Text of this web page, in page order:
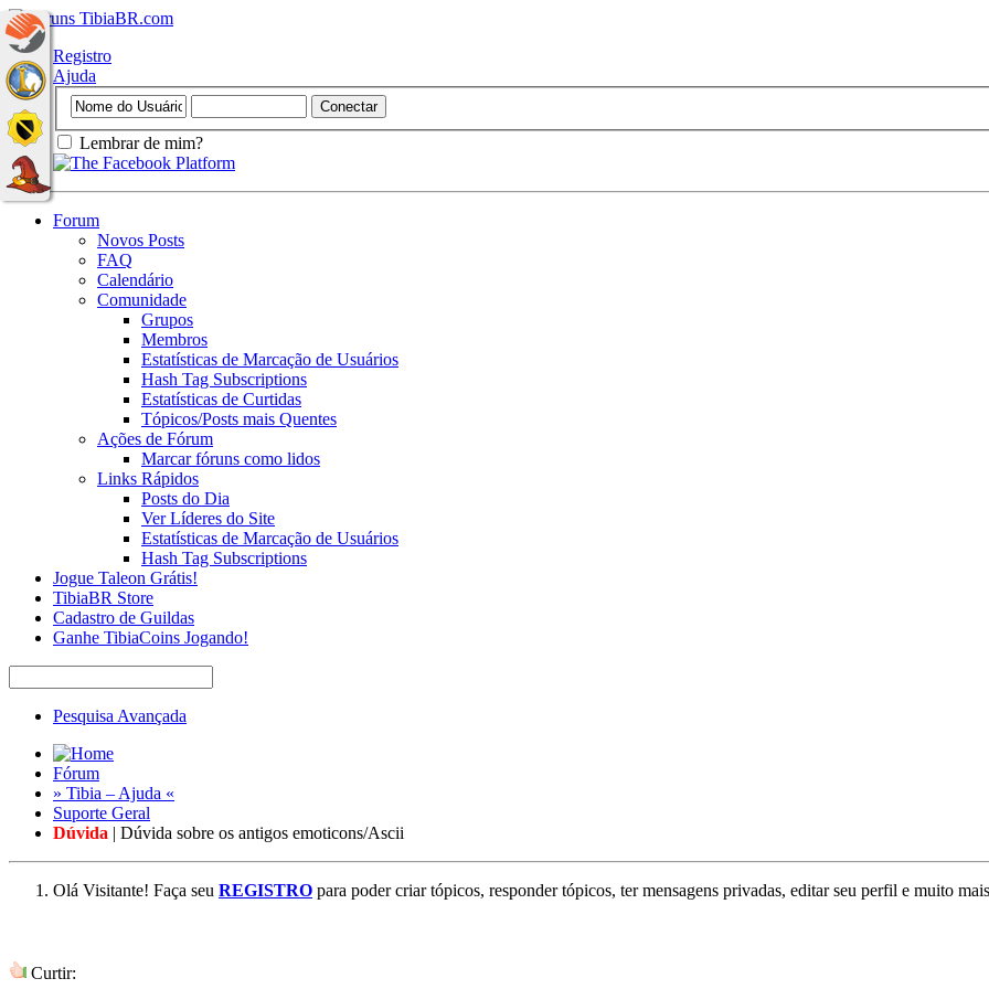
Registro
Ajuda
Lembrar de mim?
Forum
Novos Posts
FAQ
Calendário
Comunidade
Grupos
Membros
Estatísticas de Marcação de Usuários
Hash Tag Subscriptions
Estatísticas de Curtidas
Tópicos/Posts mais Quentes
Ações de Fórum
Marcar fóruns como lidos
Links Rápidos
Posts do Dia
Ver Líderes do Site
Estatísticas de Marcação de Usuários
Hash Tag Subscriptions
Jogue Taleon Grátis!
TibiaBR Store
Cadastro de Guildas
Ganhe TibiaCoins Jogando!
Pesquisa Avançada
Fórum
» Tibia – Ajuda «
Suporte Geral
Dúvida | Dúvida sobre os antigos emoticons/Ascii
Olá Visitante! Faça seu REGISTRO para poder criar tópicos, responder tópicos, ter mensagens privadas, editar seu perfil e muito
Curtir: